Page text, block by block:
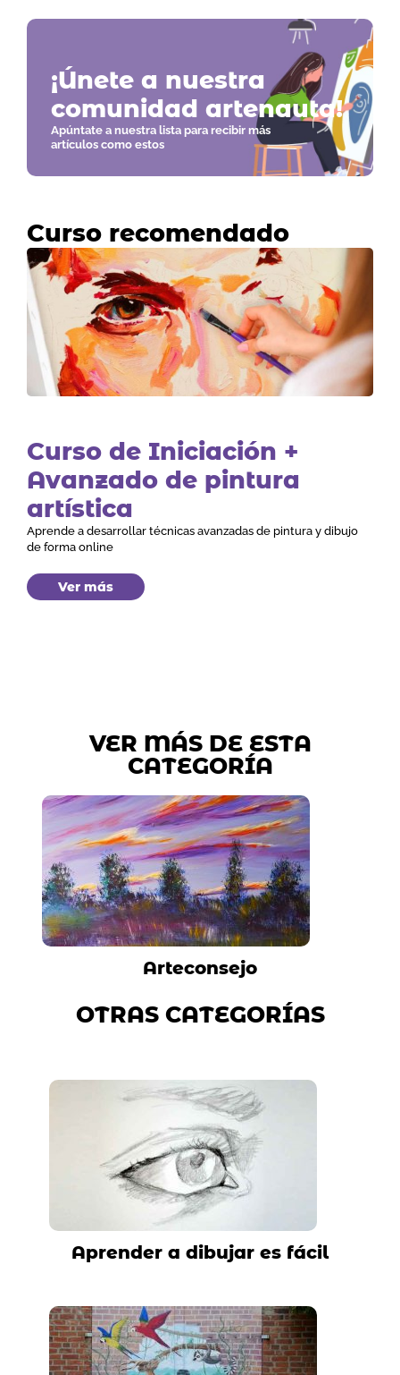
¡Únete a nuestra
comunidad artenauta!
Apúntate a nuestra lista para recibir más
artículos como estos
Curso recomendado
Curso de Iniciación +
Avanzado de pintura
artística
Aprende a desarrollar técnicas avanzadas de pintura y dibujo
de forma online
Ver más
VER MÁS DE ESTA
CATEGORÍA
Arteconsejo
OTRAS CATEGORÍAS
Aprender a dibujar es fácil